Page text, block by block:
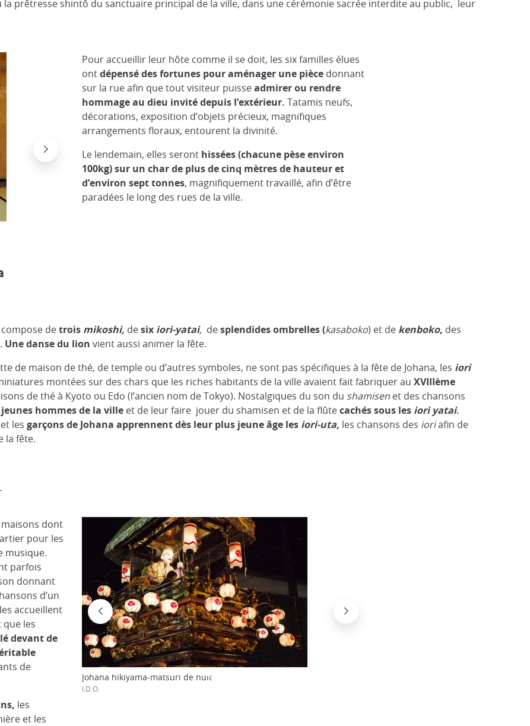
prêtresse shintô du sanctuaire principal de la ville, dans une cérémonie sacrée interdite au public, leur
Pour accueillir leur hôte comme il se doit, les six familles élues
ontdépensé des fortunes pour aménager une pièce donnant
sur la rue afin que tout visiteur puisseadmirer ou rendre
hommage au dieu invité depuis l’extérieur. Tatamis neufs,
décorations, exposition d’objets précieux, magnifiques
arrangements floraux, entourent la divinité.
Le lendemain, elles seront hissées (chacune pèse environ
100kg) sur un char de plus de cinq mètres de hauteur et
d’environ sept tonnes, magnifiquement travaillé, afin d’être
paradées le long des rues de la ville.
detrois mikoshi, desix iori-yatai, desplendides ombrelles (kasaboko) et de kenboko, des
Une danse du lion vient aussi animer la fête.
de maison de thé, de temple ou d’autres symboles, ne sont pas spécifiques à la fête de Johana, les iori
montées sur des chars que les riches habitants de la ville avaient fait fabriquer au XVIIIème
de thé à Kyoto ou Edo (l’ancien nom de Tokyo). Nostalgiques du son du shamisen et des chansons
hommes de la ville et de leur faire jouer du shamisen et de la flûtecachés sous les iori yatai.
les garçons de Johana apprennent dès leur plus jeune âge les iori-uta, les chansons des ioriafin de
la fête.
dont
pour les
musique.
parfois
donnant
d’un
accueillent
les
devant de
de
les
et les
Johana hikiyama-matsuri de nuit
I.D.O.